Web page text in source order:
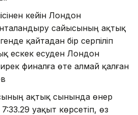
кейін Лондон
сайысының ақтық
қайтадан бір серпіліп
ескек есуден Лондон
финалға өте алмай қалған
ақтық сынында өнер
уақыт көрсетіп, өз